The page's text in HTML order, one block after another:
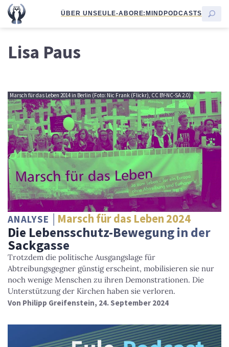
ÜBER UNSEULE-ABORE:MINDPODCASTS
Lisa Paus
Marsch für das Leben 2014 in Berlin (Foto: Nic Frank (Flickr), CC BY-NC-SA 2.0)
ANALYSE Marsch für das Leben 2024
Die Lebensschutz-Bewegung in der
Sackgasse
Trotzdem die politische Ausgangslage für
Abtreibungsgegner günstig erscheint, mobilisieren sie nur
noch wenige Menschen zu ihren Demonstrationen. Die
Unterstützung der Kirchen haben sie verloren.
Von Philipp Greifenstein, 24. September 2024